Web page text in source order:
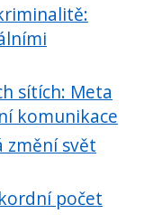
sítích: Meta
komunikace
změní svět
počet